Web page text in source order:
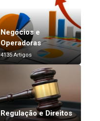
Negócios e
Operadoras
4135 Artigos
Regulação e Direitos